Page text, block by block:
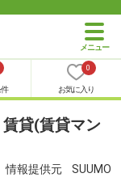
0
お気に入り
貸(賃貸マン
情報提供元 SUUMO